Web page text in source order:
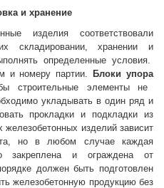
и хранение
изделия соответствовали
складировании, хранении и
определенные условия.
и номеру партии.
Блоки упора
строительные элементы не
укладывать в один ряд и
прокладки и подкладки из
изделий зависит
но в любом случае каждая
закреплена и ограждена от
должен быть подготовлен
железобетонную продукцию без